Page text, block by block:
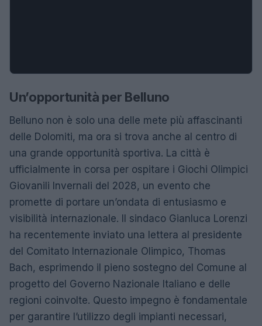
Un’opportunità per Belluno
Belluno non è solo una delle mete più affascinanti
delle Dolomiti, ma ora si trova anche al centro di
una grande opportunità sportiva. La città è
ufficialmente in corsa per ospitare i Giochi Olimpici
Giovanili Invernali del 2028, un evento che
promette di portare un’ondata di entusiasmo e
visibilità internazionale. Il sindaco Gianluca Lorenzi
ha recentemente inviato una lettera al presidente
del Comitato Internazionale Olimpico, Thomas
Bach, esprimendo il pieno sostegno del Comune al
progetto del Governo Nazionale Italiano e delle
regioni coinvolte. Questo impegno è fondamentale
per garantire l’utilizzo degli impianti necessari,